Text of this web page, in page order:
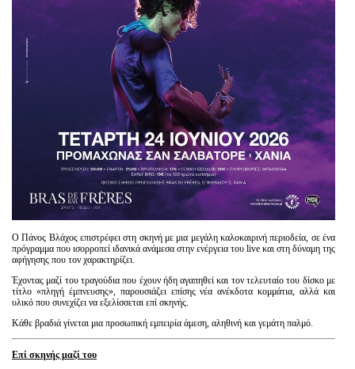
Είσοδος διαχειριστή
Ο Πάνος Βλάχος επιστρέφει στη σκηνή με μια μεγάλη καλοκαιρινή περιοδεία, σε ένα
πρόγραμμα που ισορροπεί ιδανικά ανάμεσα στην ενέργεια του live και στη δύναμη της
αφήγησης που τον χαρακτηρίζει.
Έχοντας μαζί του τραγούδια που έχουν ήδη αγαπηθεί και τον τελευταίο του δίσκο με
τίτλο «πληγή έμπνευσης», παρουσιάζει επίσης νέα ανέκδοτα κομμάτια, αλλά και
υλικό που συνεχίζει να εξελίσσεται επί σκηνής.
Κάθε βραδιά γίνεται μια προσωπική εμπειρία άμεση, αληθινή και γεμάτη παλμό.
Επί σκηνής μαζί του